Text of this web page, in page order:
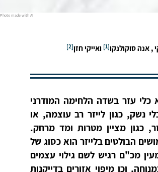
, אנה סוקולנקו[1] ואייקי חזן[2]
כלי עזר בשדה הלחימה המודרני
נשק, כגון לייזר רב עוצמה, או
כגון מציין מטרות ומד מרחק.
הבולטים בלייזר הוא כסוג של
מכ"ם רגיש לשם גילוי עצמים
וכן מיפוי אזורים בדייקנות
Photo made with AI